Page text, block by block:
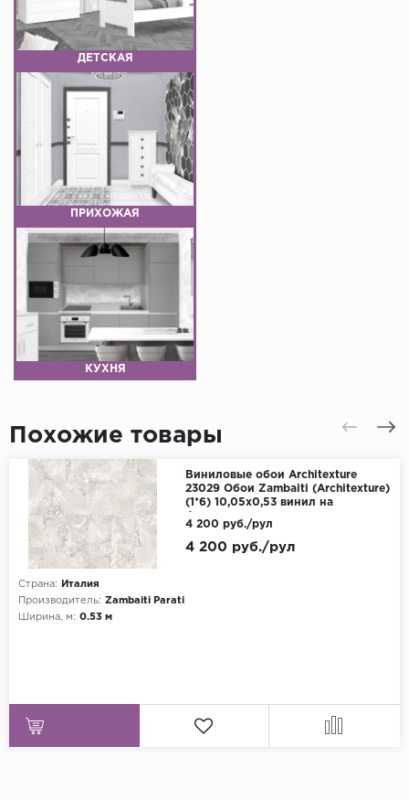
ДЕТСКАЯ
ПРИХОЖАЯ
КУХНЯ
Похожие товары
Виниловые обои Architexture
23029 Обои Zambaiti (Architexture)
(1*6) 10,05x0,53 винил на
Страна:
Италия
Производитель: Zambaiti Parati
Ширина, м: 0.53 м
4 200 руб./рул
4 200 руб./рул